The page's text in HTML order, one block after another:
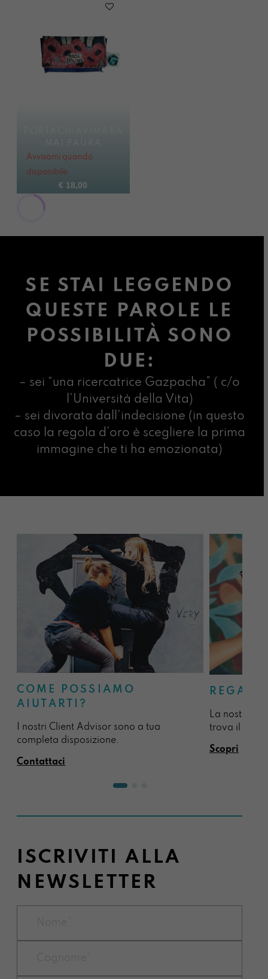
Avvisami quando
disponibile
€ 18,00
SE STAI LEGGENDO
QUESTE PAROLE LE
POSSIBILITÀ SONO
DUE:
– sei “una ricercatrice Gazpacha” ( c/o
l’Università della Vita)
– sei divorata dall’indecisione (in questo
caso la regola d’oro è scegliere la prima
immagine che ti ha emozionata)
COME POSSIAMO
AIUTARTI?
I nostri Client Advisor sono a tua
completa disposizione.
Contattaci
La nostra
trova il
Scopri
ISCRIVITI ALLA
NEWSLETTER